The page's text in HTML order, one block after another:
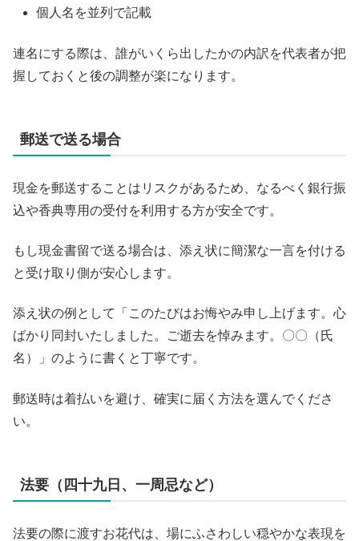
個人名を並列で記載
連名にする際は、誰がいくら出したかの内訳を代表者が把
握しておくと後の調整が楽になります。
郵送で送る場合
現金を郵送することはリスクがあるため、なるべく銀行振
込や香典専用の受付を利用する方が安全です。
もし現金書留で送る場合は、添え状に簡潔な一言を付ける
と受け取り側が安心します。
添え状の例として「このたびはお悔やみ申し上げます。心
ばかり同封いたしました。ご逝去を悼みます。〇〇（氏
名）」のように書くと丁寧です。
郵送時は着払いを避け、確実に届く方法を選んでくださ
い。
法要（四十九日、一周忌など）
法要の際に渡すお花代は、場にふさわしい穏やかな表現を